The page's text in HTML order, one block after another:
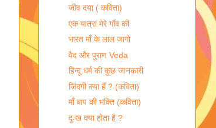
जीव दया ( कविता)
एक यात्रा मेरे गाँव की
भारत माँ के लाल जागो
वैद और पुराण Veda
हिन्दू धर्म की कुछ जानकारी
जिंदगी क्या हैं ? (कविता)
माँ बाप की भक्ति (कविता)
दुःख क्या होता है ?